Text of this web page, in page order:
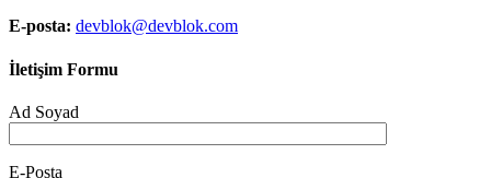
E-posta: devblok@devblok.com
İletişim Formu
Ad Soyad
E-Posta